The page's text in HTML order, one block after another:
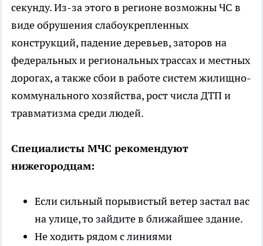
секунду. Из-за этого в регионе возможны ЧС в
виде обрушения слабоукрепленных
конструкций, падение деревьев, заторов на
федеральных и региональных трассах и местных
дорогах, а также сбои в работе систем жилищно-
коммунального хозяйства, рост числа ДТП и
травматизма среди людей.
Специалисты МЧС рекомендуют
нижегородцам:
Если сильный порывистый ветер застал вас
на улице, то зайдите в ближайшее здание.
Не ходить рядом с линиями